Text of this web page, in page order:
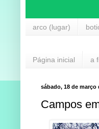
arco (lugar)
Página inicial a
sábado, 18 de março
Campos